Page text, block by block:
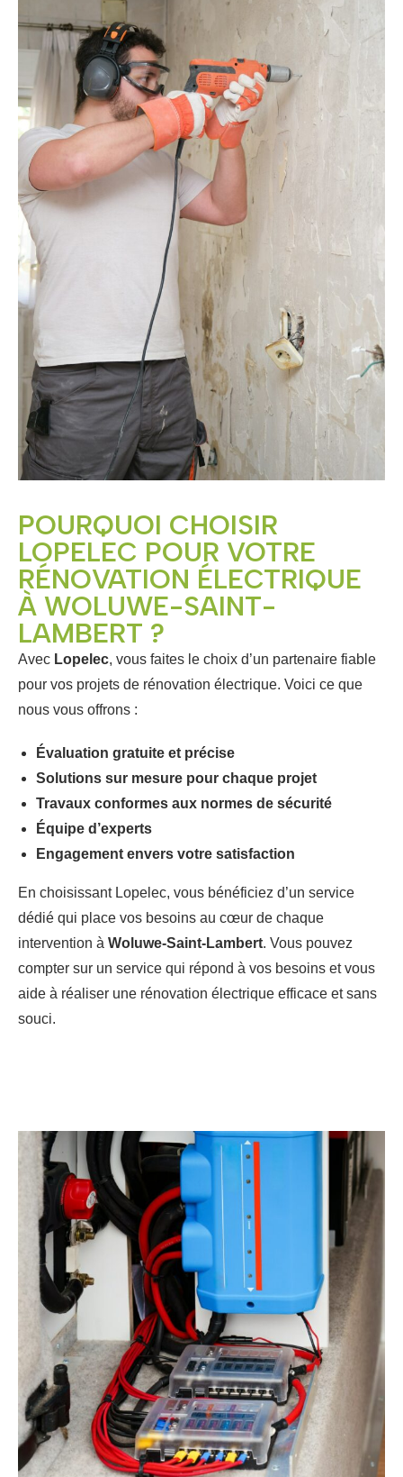
POURQUOI CHOISIR
LOPELEC POUR VOTRE
RÉNOVATION ÉLECTRIQUE
À WOLUWE-SAINT-
LAMBERT ?
Avec Lopelec, vous faites le choix d’un partenaire fiable
pour vos projets de rénovation électrique. Voici ce que
nous vous offrons :
Évaluation gratuite et précise
Solutions sur mesure pour chaque projet
Travaux conformes aux normes de sécurité
Équipe d’experts
Engagement envers votre satisfaction
En choisissant Lopelec, vous bénéficiez d’un service
dédié qui place vos besoins au cœur de chaque
intervention à Woluwe-Saint-Lambert. Vous pouvez
compter sur un service qui répond à vos besoins et vous
aide à réaliser une rénovation électrique efficace et sans
souci.